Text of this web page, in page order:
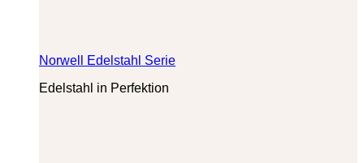
Norwell Edelstahl Serie
Edelstahl in Perfektion